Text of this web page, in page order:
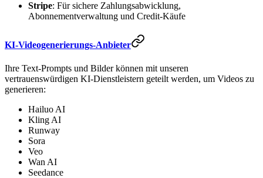
Stripe: Für sichere Zahlungsabwicklung,
Abonnementverwaltung und Credit-Käufe
KI-Videogenerierungs-Anbieter
Ihre Text-Prompts und Bilder können mit unseren
vertrauenswürdigen KI-Dienstleistern geteilt werden, um Videos zu
generieren:
Hailuo AI
Kling AI
Runway
Sora
Veo
Wan AI
Seedance